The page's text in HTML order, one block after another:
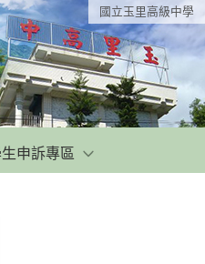
國立玉里高級中學
申訴專區